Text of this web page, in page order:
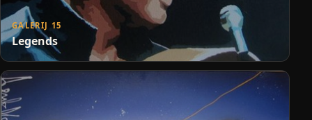
GALERIJ 15
Legends